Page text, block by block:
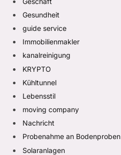
Gesundheit
guide service
Immobilienmakler
kanalreinigung
KRYPTO
Kühltunnel
Lebensstil
moving company
Nachricht
Probenahme an Bodenproben
Solaranlagen